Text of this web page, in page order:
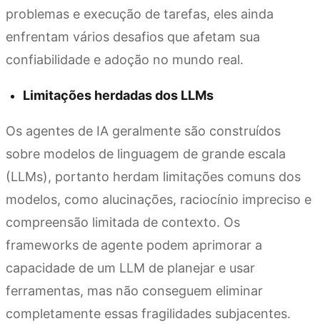
problemas e execução de tarefas, eles ainda
enfrentam vários desafios que afetam sua
confiabilidade e adoção no mundo real.
Limitações herdadas dos LLMs
Os agentes de IA geralmente são construídos
sobre modelos de linguagem de grande escala
(LLMs), portanto herdam limitações comuns dos
modelos, como alucinações, raciocínio impreciso e
compreensão limitada de contexto. Os
frameworks de agente podem aprimorar a
capacidade de um LLM de planejar e usar
ferramentas, mas não conseguem eliminar
completamente essas fragilidades subjacentes.